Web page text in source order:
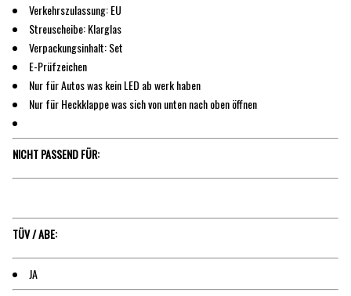
Verkehrszulassung: EU
Streuscheibe: Klarglas
Verpackungsinhalt: Set
E-Prüfzeichen
Nur für Autos was kein LED ab werk haben
Nur für Heckklappe was sich von unten nach oben öffnen
NICHT PASSEND FÜR:
TÜV / ABE:
JA